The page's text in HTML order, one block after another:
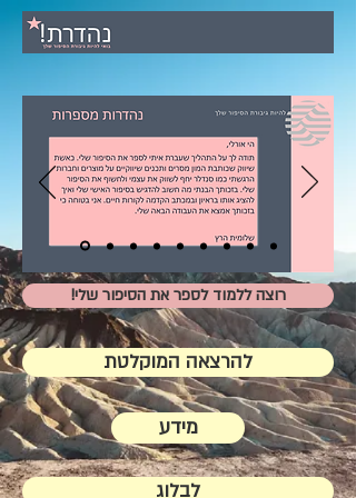
!רוצה ללמוד לספר את הסיפור שלי
להרצאה המוקלטת
מידע
לבלוג